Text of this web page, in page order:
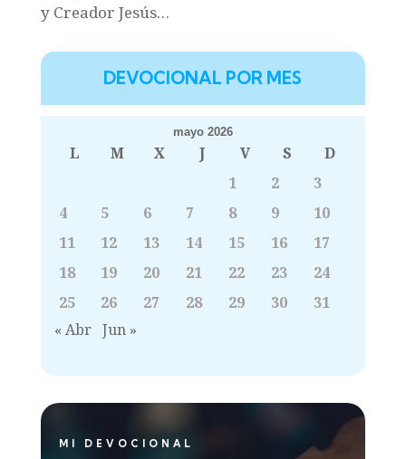
y Creador Jesús…
DEVOCIONAL POR MES
mayo 2026
L M X J V S
D
1
2
3
4
5 6 7 8 9
10
11
12 13 14 15 16
17
18
19 20 21 22 23
24
25
26 27 28 29 30
31
« Abr Jun »
MI DEVOCIONAL